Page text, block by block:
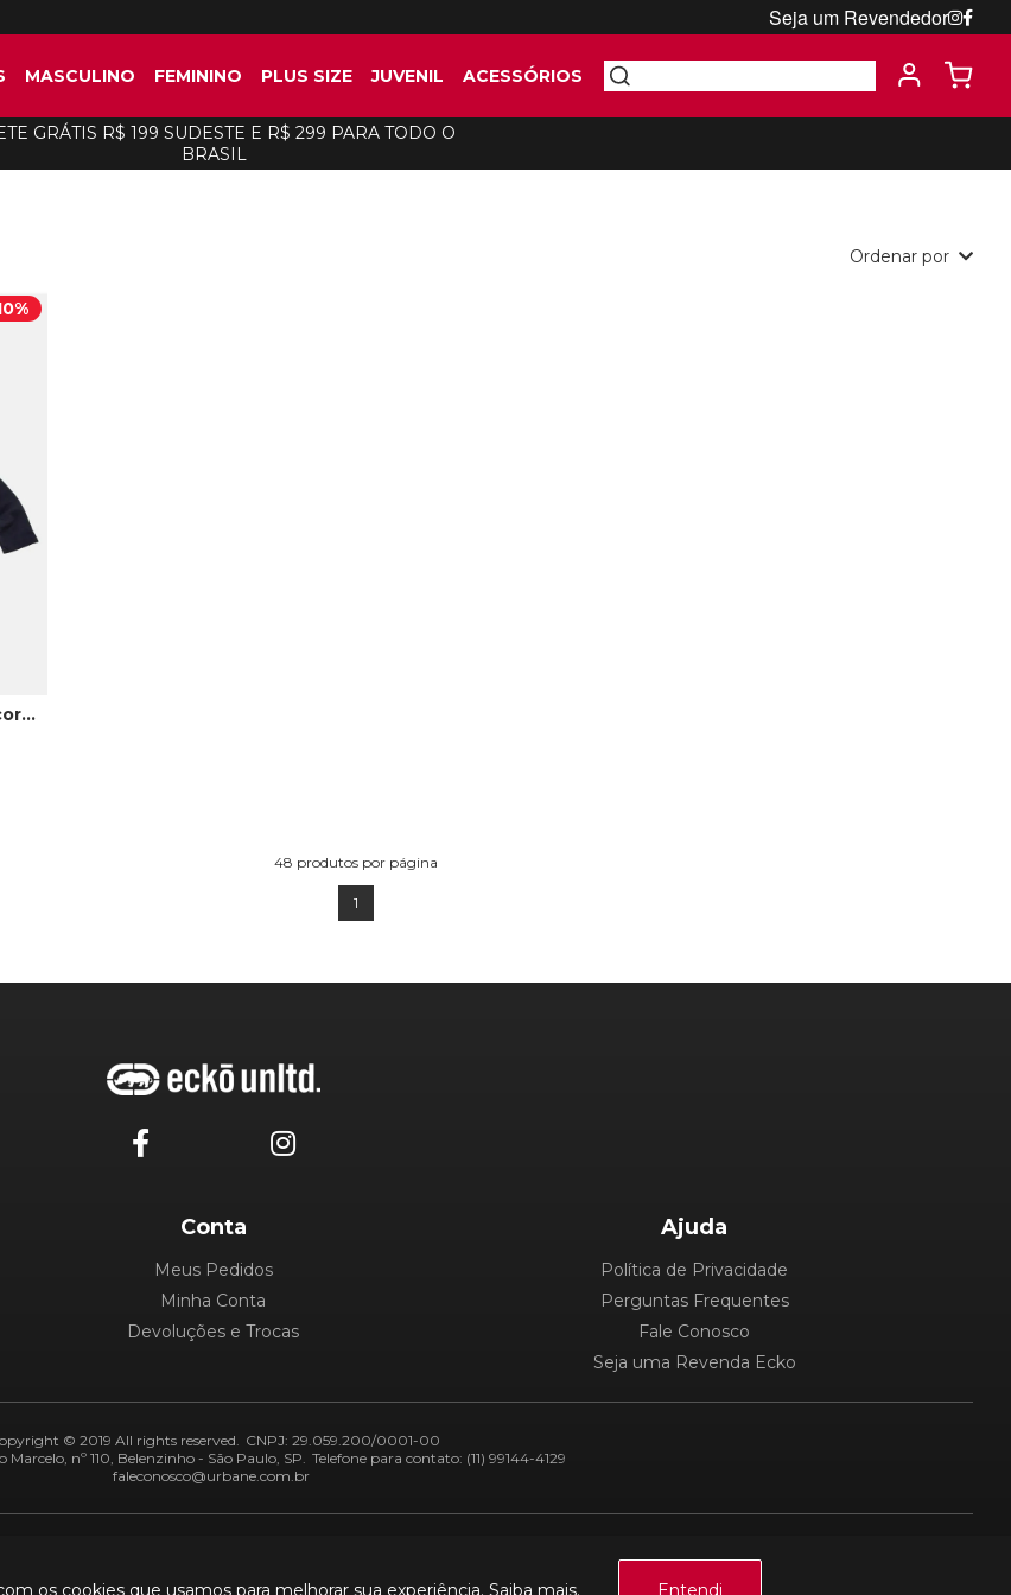
Seja um Revendedor
MASCULINO FEMININO PLUS SIZE JUVENIL ACESSÓRIOS
GRÁTIS R$ 199 SUDESTE E R$ 299 PARA TODO O
BRASIL
os cookies que usamos para melhorar sua experiência. Saiba mais. Entendi
Ordenar por
Moletom Fatal Infantil Recortado Fechado Gola Careca Preto
48 produtos por página
1
Conta
Meus Pedidos
Minha Conta
Devoluções e Trocas
Ajuda
Política de Privacidade
Perguntas Frequentes
Fale Conosco
Seja uma Revenda Ecko
© 2019 All rights reserved. CNPJ: 29.059.200/0001-00
nº 110, Belenzinho - São Paulo, SP. Telefone para contato: (11) 99144-4129
faleconosco@urbane.com.br